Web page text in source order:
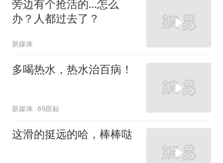
旁边有个抢活的…怎么
办？人都过去了？
新媒体
多喝热水，热水治百病！
新媒体 69跟贴
这滑的挺远的哈，棒棒哒